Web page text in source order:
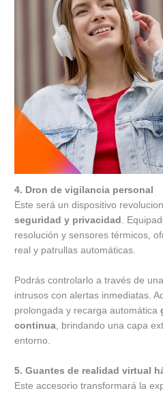
4. Dron de vigilancia personal
Este será un dispositivo
seguridad y privacidad .
resolución y sensores térmicos,
real y patrullas automáticas.
Podrás controlarlo a través de
intrusos con alertas inmediatas.
prolongada y recarga automática
continua, brindando una capa
entorno.
5. Guantes de realidad virtual
Este accesorio transformará la